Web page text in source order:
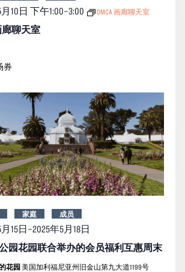
廊聊天室
10日 下午1:00–3:00 OMCA 画廊聊天室
券
园花园联合举办的会员福利互惠周末
15日–2025年5月18日
家庭 成员
花园 美国加利福尼亚州旧金山第九大道1199号